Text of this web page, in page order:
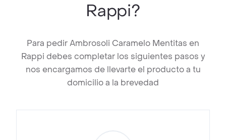
Rappi?
Para pedir Ambrosoli Caramelo Mentitas en
Rappi debes completar los siguientes pasos y
nos encargamos de llevarte el producto a tu
domicilio a la brevedad